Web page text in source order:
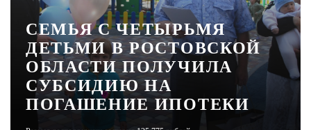
ЧЕЛОВЕК ОСОБЕННЫЙ
КУЛЬТ ЕДЫ
АФИША
ЖУРНАЛ
СЕМЬЯ С ЧЕТЫРЬМЯ
ДЕТЬМИ В РОСТОВСКОЙ
ОБЛАСТИ ПОЛУЧИЛА
СУБСИДИЮ НА
ПОГАШЕНИЕ ИПОТЕКИ